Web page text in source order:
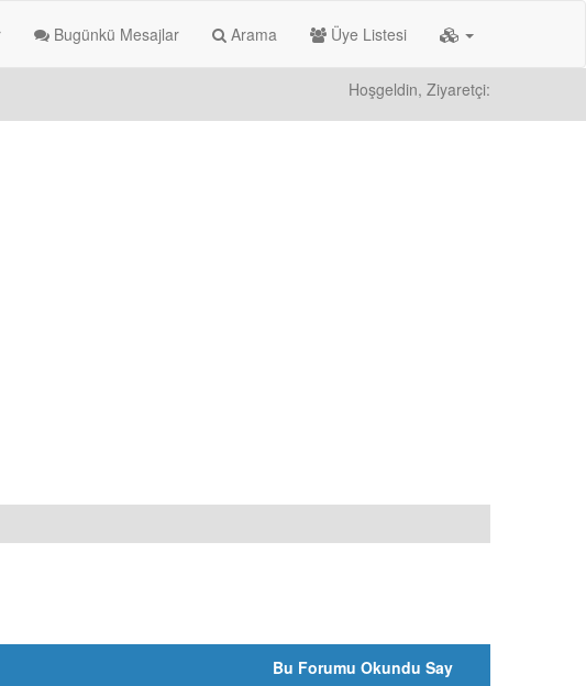
Bugünkü Mesajlar Arama Üye Listesi
Hoşgeldin, Ziyaretçi:
Bu Forumu Okundu Say